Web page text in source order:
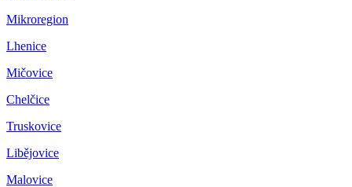
Mikroregion
Lhenice
Mičovice
Chelčice
Truskovice
Libějovice
Malovice